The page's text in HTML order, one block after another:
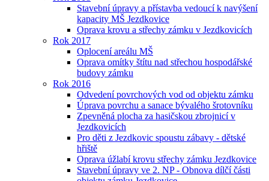
Stavební úpravy a přístavba vedoucí k navýšení
kapacity MŠ Jezdkovice
Oprava krovu a střechy zámku v Jezdkovicích
Rok 2017
Oplocení areálu MŠ
Oprava omítky štítu nad střechou hospodářské
budovy zámku
Rok 2016
Odvedení povrchových vod od objektu zámku
Úprava povrchu a sanace bývalého šrotovníku
Zpevněná plocha za hasičskou zbrojnicí v
Jezdkovicích
Pro děti z Jezdkovic spoustu zábavy - dětské
hřiště
Oprava úžlabí krovu střechy zámku Jezdkovice
Stavební úpravy ve 2. NP - Obnova dílčí části